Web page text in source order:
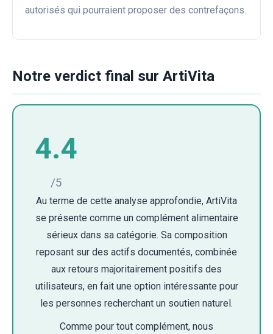
autorisés qui pourraient proposer des contrefaçons.
Notre verdict final sur ArtiVita
4.4
/5
Au terme de cette analyse approfondie, ArtiVita
se présente comme un complément alimentaire
sérieux dans sa catégorie. Sa composition
reposant sur des actifs documentés, combinée
aux retours majoritairement positifs des
utilisateurs, en fait une option intéressante pour
les personnes recherchant un soutien naturel.
Comme pour tout complément, nous